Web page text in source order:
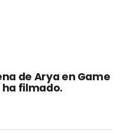
de Arya en Game
ha filmado.